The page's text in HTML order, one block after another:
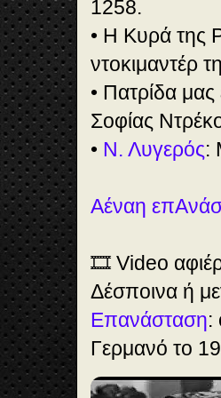
1258.
• Η Κυρά της
ντοκιμαντέρ
• Πατρίδα μας
Σοφίας
• Ν. Λυγερός:
Αέναη
🎞️ Video
Δέσποινα ή
Επανάσταση:
Γερμανό το